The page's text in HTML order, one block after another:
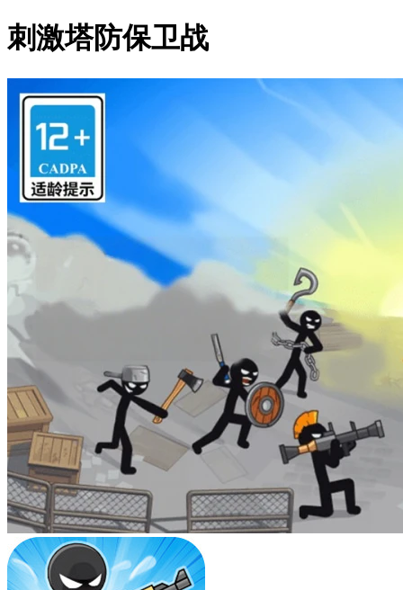
刺激塔防保卫战